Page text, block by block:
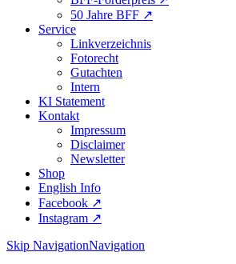
50 Jahre BFF ↗︎
Service
Linkverzeichnis
Fotorecht
Gutachten
Intern
KI Statement
Kontakt
Impressum
Disclaimer
Newsletter
Shop
English Info
Facebook ↗︎
Instagram ↗︎
Skip NavigationNavigation